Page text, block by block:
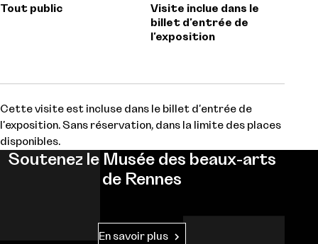
Tout public
Visite inclue dans le
billet d'entrée de
l'exposition
Cette visite est incluse dans le billet d'entrée de
l'exposition. Sans réservation, dans la limite des places
disponibles.
Soutenez le Musée des beaux-arts
de Rennes
En savoir plus